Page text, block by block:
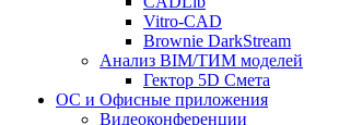
Vitro-CAD
Brownie DarkStream
Анализ BIM/ТИМ моделей
Гектор 5D Смета
ОС и Офисные приложения
Видеоконференции